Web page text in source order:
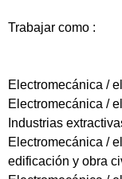
Trabajar como :
Electromecánica /
Electromecánica /
Industrias
Electromecánica /
edificación y obra